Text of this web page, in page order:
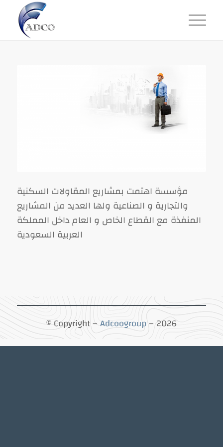
مؤسسة اهتمت بمشاريع المقاولات السكنية
والتجارية و الصناعية ولها العديد من المشاريع
المنفذة مع القطاع الخاص و العام داخل المملكة
© Copyright –Adcoogroup– 2026